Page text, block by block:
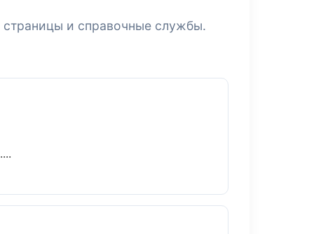
и справочные службы.